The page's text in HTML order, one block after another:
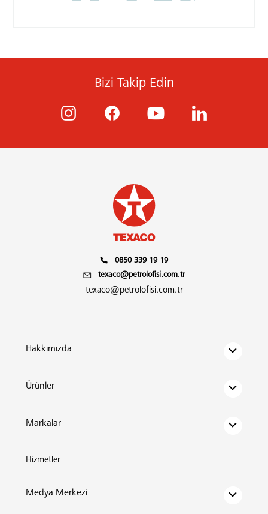
Bizi Takip Edin
0850 339 19 19
texaco@petrolofisi.com.tr
texaco@petrolofisi.com.tr
Hakkımızda
Ürünler
Markalar
Hizmetler
Medya Merkezi